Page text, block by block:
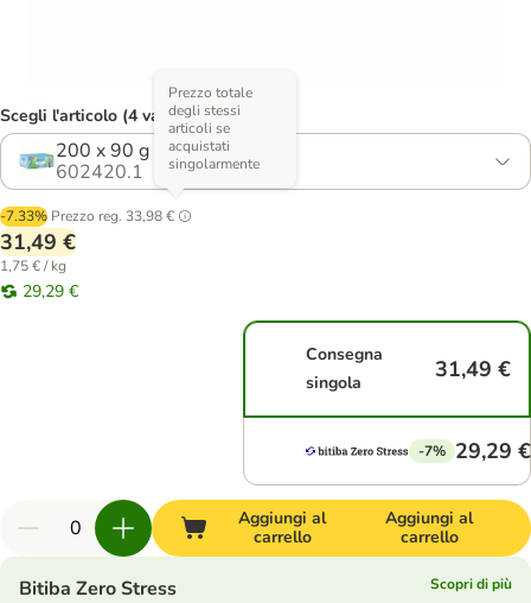
Scegli l'articolo (4 varianti)
200 x 90 g
602420.1
-7.33% Prezzo reg. 33,98 €
Prezzo totale
degli stessi
articoli se
acquistati
singolarmente
31,49 €
1,75 € / kg
29,29 €
Consegna
singola
31,49 €
-7% 29,29 €
Aggiungi al
carrello
Aggiungi al
carrello
Bitiba Zero Stress
Scopri di più